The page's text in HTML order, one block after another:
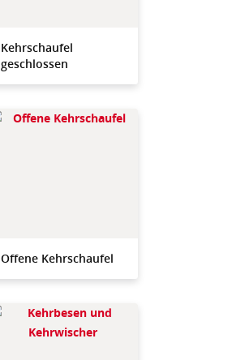
Kehrschaufel
geschlossen
Offene Kehrschaufel